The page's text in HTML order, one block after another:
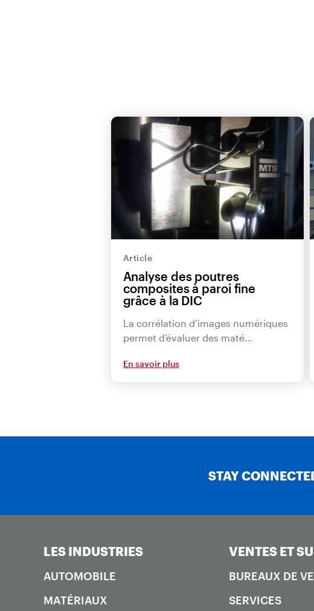
Article
Analyse des poutres
composites à paroi fine
grâce à la DIC
La corrélation d’images numériques
permet d’évaluer des maté…
En savoir plus
STAY
LES INDUSTRIES
AUTOMOBILE
MATÉRIAUX
VENTES ET
BUREAUX DE
SERVICES